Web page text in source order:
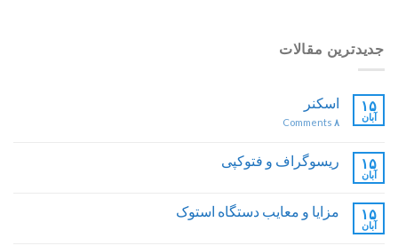
جدیدترین مقالات
۱۵
آبان
اسکنر
۸
۱۵
آبان
ریسوگراف و فتوکپی
۱۵
آبان
مزایا و معایب دستگاه استوک